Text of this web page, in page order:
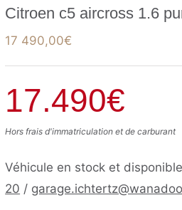
Citroen c5 aircross 1.6
17 490,00€
17.490€
Hors frais d'immatriculation et de carburant
Véhicule en stock et
20 /